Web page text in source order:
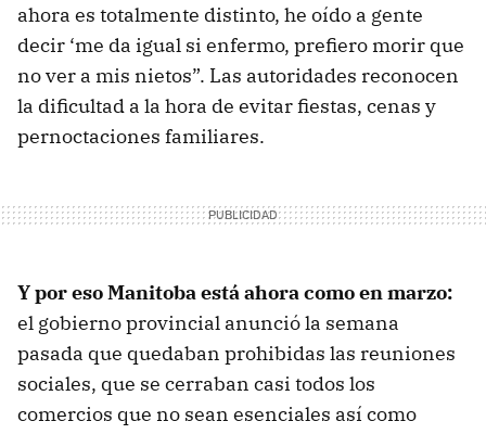
ahora es totalmente distinto, he oído a gente
decir ‘me da igual si enfermo, prefiero morir que
no ver a mis nietos”. Las autoridades reconocen
la dificultad a la hora de evitar fiestas, cenas y
pernoctaciones familiares.
Y por eso Manitoba está ahora como en marzo:
el gobierno provincial anunció la semana
pasada que quedaban prohibidas las reuniones
sociales, que se cerraban casi todos los
comercios que no sean esenciales así como